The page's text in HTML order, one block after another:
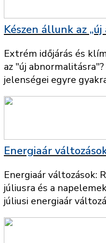
Készen állunk az
Extrém időjárás és
az "új
jelenségei egyre
Energiaár
Energiaár változások:
júliusra és a
júliusi energiaár